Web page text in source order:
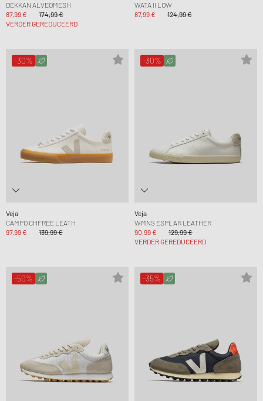
DEKKAN ALVEOMESH
87,99 €
174,99 €
VERDER GEREDUCEERD
WATA II LOW
87,99 €
124,99 €
-30%
Veja
CAMPO CHFREE LEATH
97,99 €
139,99 €
-30%
Veja
WMNS ESPLAR LEATHER
90,99 €
129,99 €
VERDER GEREDUCEERD
-50% -35%